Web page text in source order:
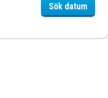
Sök datum